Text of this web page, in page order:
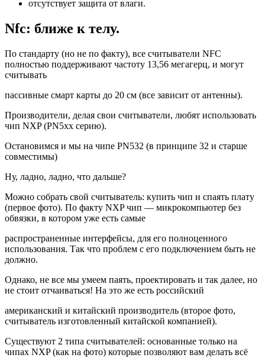
отсутствует защита от влаги.
Nfc: ближе к телу.
По стандарту (но не по факту), все считыватели NFC
полностью поддерживают частоту 13,56 мегагерц, и могут
считывать
пассивные смарт карты до 20 см (все зависит от антенны).
Производители, делая свои считыватели, любят использовать
чип NXP (PN5хх серию).
Остановимся и мы на чипе PN532 (в принципе 32 и старше
совместимы)
Ну, ладно, ладно, что дальше?
Можно собрать свой считыватель: купить чип и спаять плату
(первое фото). По факту NXP чип — микрокомпьютер без
обвязки, в котором уже есть самые
распространенные интерфейсы, для его полноценного
использования. Так что проблем с его подключением быть не
должно.
Однако, не все мы умеем паять, проектировать и так далее, но
не стоит отчаиваться! На это же есть российский
американский и китайский производитель (второе фото,
считыватель изготовленный китайской компанией).
Существуют 2 типа считывателей: основанные только на
чипах NXP (как на фото) которые позволяют вам делать всё